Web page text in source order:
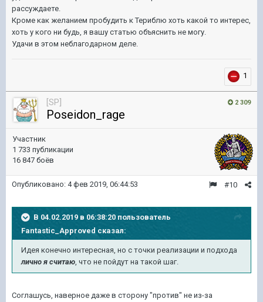
рассуждаете.
Кроме как желанием пробудить к Териблю хоть какой то интерес,
хоть у кого ни будь, я вашу статью объяснить не могу.
Удачи в этом неблагодарном деле.
1
2 309
[SP]
Poseidon_rage
Участник
1 733 публикации
16 847 боёв
#10
Опубликовано: 4 фев 2019, 06:44:53
В 04.02.2019 в 06:38:20 пользователь
Fantastic_Approved сказал:
Идея конечно интересная, но с точки реализации и подхода
лично я считаю, что не пойдут на такой шаг.
Соглашусь, наверное даже в сторону "против" не из-за